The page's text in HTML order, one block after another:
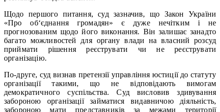
Щодо першого питання, суд зазначив, що Закон України
«Про об‘єднання громадян» є дуже нечітким і не
прогнозованим щодо його виконання. Він залишає занадто
багато можливостей для органу влади на власний розсуд
приймати рішення реєструвати чи не реєструвати
організацію.
По-друге, суд визнав претензії управління юстиції до статуту
організації такими, що не відповідають вимогам
демократичного суспільства. Суд висловив здивування
забороною організації займатися видавничою діяльність,
забороною мати представників за межами території